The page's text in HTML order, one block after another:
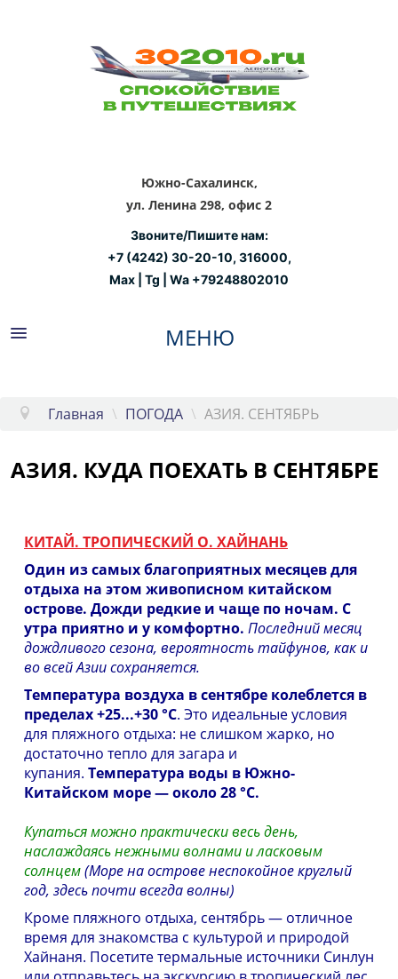
САХАЛИН
АЗИЯ
КУПИТЬ
ПОЛЕЗНОЕ
NEWS
Южно-Сахалинск,
ул. Ленина 298, офис 2
Звоните/Пишите нам:
+7 (4242) 30-20-10, 316000,
Max | Tg | Wa +79248802010
Главная \ ПОГОДА \ АЗИЯ. СЕНТЯБРЬ
АЗИЯ. КУДА ПОЕХАТЬ В СЕНТЯБРЕ
КИТАЙ. ТРОПИЧЕСКИЙ О. ХАЙНАНЬ
Один из самых благоприятных месяцев для
отдыха на этом живописном китайском
острове. Дожди редкие и чаще по ночам. С
утра приятно и у комфортно. Последний месяц
дождливого сезона, вероятность тайфунов, как и
во всей Азии сохраняется.
Температура воздуха в сентябре колеблется в
пределах +25...+30 °C. Это идеальные условия
для пляжного отдыха: не слишком жарко, но
достаточно тепло для загара и
купания. Температура воды в Южно-
Китайском море — около 28 °C.
Купаться можно практически весь день,
наслаждаясь нежными волнами и ласковым
солнцем(Море на острове неспокойное круглый
год, здесь почти всегда волны)
Кроме пляжного отдыха, сентябрь — отличное
время для знакомства с культурой и природой
Хайнаня. Посетите термальные источники Синлун